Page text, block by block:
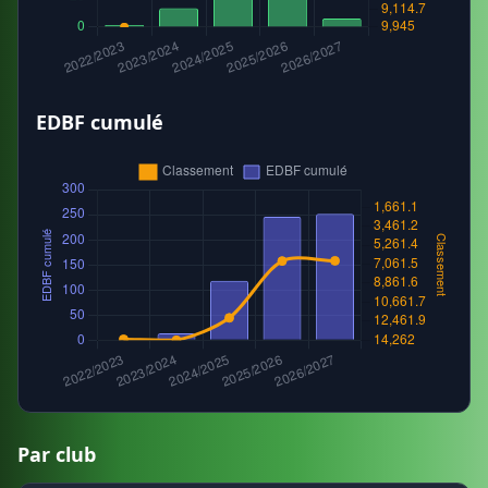
EDBF cumulé
Par club